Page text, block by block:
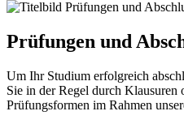
Prüfungen und
Um Ihr Studium erfolgreich
Sie in der Regel durch
Prüfungsformen im Rahmen